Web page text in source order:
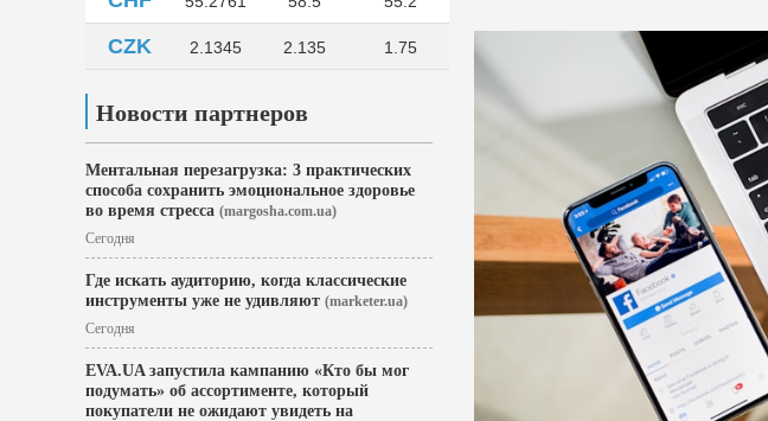
CZK 2.1345 2.135 1.75
Новости партнеров
Ментальная перезагрузка: 3 практических
способа сохранить эмоциональное здоровье
во время стресса (margosha.com.ua)
Сегодня
Где искать аудиторию, когда классические
инструменты уже не удивляют (marketer.ua)
Сегодня
EVA.UA запустила кампанию «Кто бы мог
подумать» об ассортименте, который
покупатели не ожидают увидеть на